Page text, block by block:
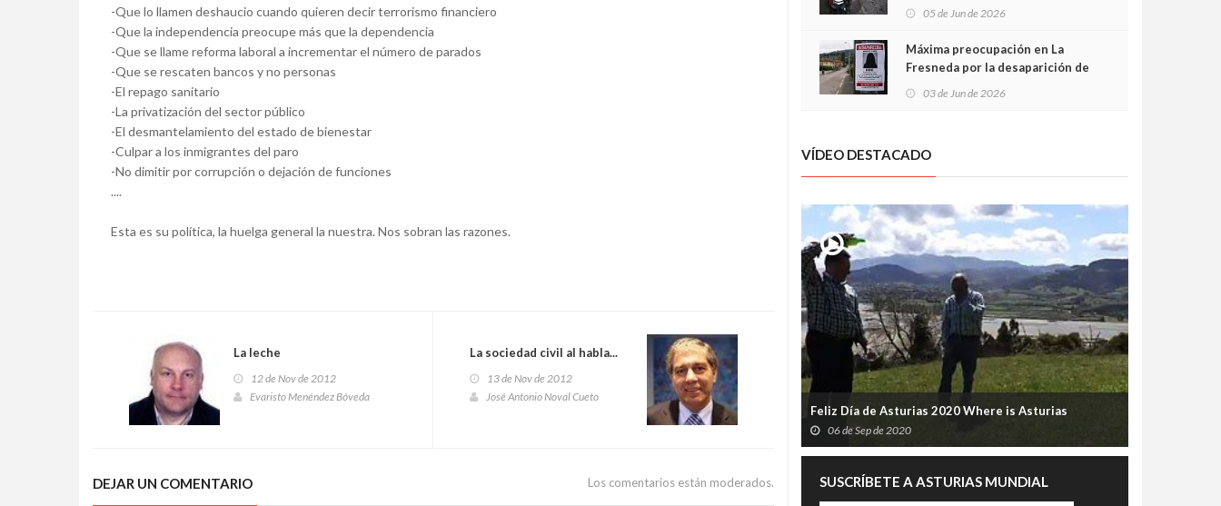
-Que lo llamen deshaucio cuando quieren decir terrorismo financiero
-Que la independencia preocupe más que la dependencia
-Que se llame reforma laboral a incrementar el número de parados
-Que se rescaten bancos y no personas
-El repago sanitario
-La privatización del sector público
-El desmantelamiento del estado de bienestar
-Culpar a los inmigrantes del paro
-No dimitir por corrupción o dejación de funciones
....
Esta es su política, la huelga general la nuestra. Nos sobran las razones.
La leche
12 de Nov de 2012
Evaristo Menéndez Bóveda
La sociedad civil al habla...
13 de Nov de 2012
José Antonio Noval Cueto
DEJAR UN COMENTARIO Los comentarios están moderados.
05 de Jun de 2026
Máxima preocupación en La
Fresneda por la desaparición de
03 de Jun de 2026
VÍDEO DESTACADO
Feliz Día de Asturias 2020 Where is Asturias
06 de Sep de 2020
SUSCRÍBETE A ASTURIAS MUNDIAL